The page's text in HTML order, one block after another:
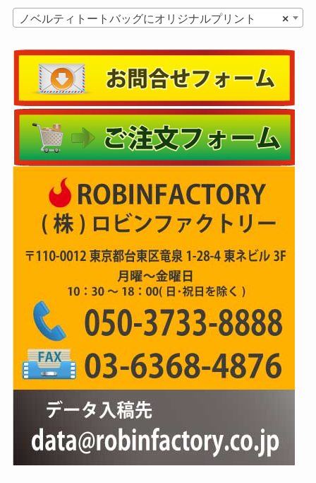
×
ノベルティトートバッグにオリジナルプリント